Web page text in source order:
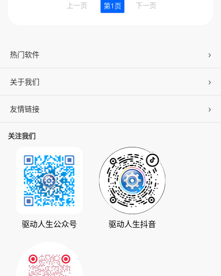
上一页 第1页 下一页
热门软件
驱动人生
百页窗
数据救星
人生日历
关于我们
公司概况
公司动态
发展历程
支持中心
版权声明
友情链接
ZOL下载
华军软件园
系统之家
下载之家
驱动大师
天极下载
关注我们
驱动人生公众号 驱动人生抖音